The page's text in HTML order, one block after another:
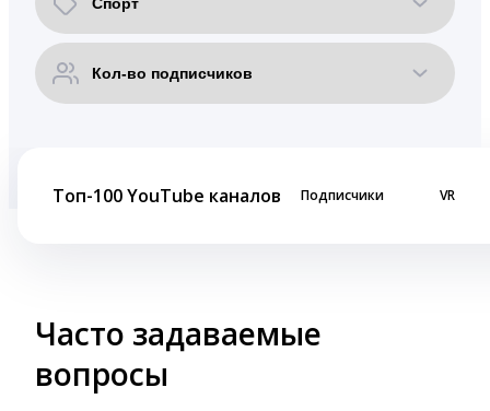
Топ-100 YouTube каналов Подписчики VR
Часто задаваемые
вопросы